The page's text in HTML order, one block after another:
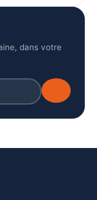
dans votre